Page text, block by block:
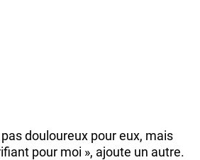
pas douloureux pour eux, mais
pour moi », ajoute un autre.